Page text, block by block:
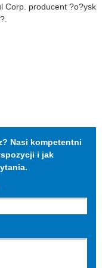
Corp. producent ?o?ysk
Nasi kompetentni
i jak